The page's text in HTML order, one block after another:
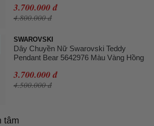
3.700.000 đ
4.800.000 đ
SWAROVSKI
Dây Chuyền Nữ Swarovski Teddy
Pendant Bear 5642976 Màu Vàng Hồng
3.700.000 đ
4.500.000 đ
tâm